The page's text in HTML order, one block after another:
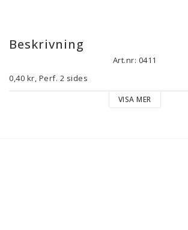
Beskrivning
Art.nr: 0411
0,40 kr, Perf. 2 sides
VISA MER